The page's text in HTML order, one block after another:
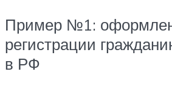
Пример №1:
регистрации
в РФ